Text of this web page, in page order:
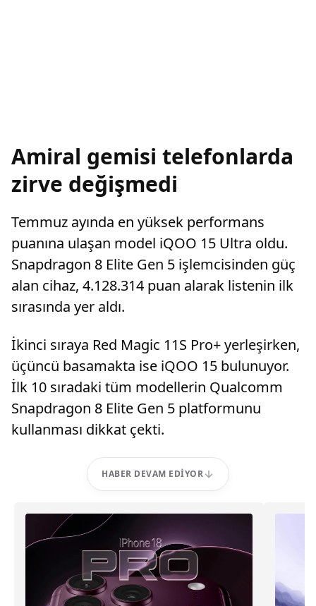
Amiral gemisi telefonlarda
zirve değişmedi
Temmuz ayında en yüksek performans
puanına ulaşan model iQOO 15 Ultra oldu.
Snapdragon 8 Elite Gen 5 işlemcisinden güç
alan cihaz, 4.128.314 puan alarak listenin ilk
sırasında yer aldı.
İkinci sıraya Red Magic 11S Pro+ yerleşirken,
üçüncü basamakta ise iQOO 15 bulunuyor.
İlk 10 sıradaki tüm modellerin Qualcomm
Snapdragon 8 Elite Gen 5 platformunu
kullanması dikkat çekti.
HABER DEVAM EDIYOR